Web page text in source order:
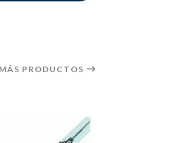
PRODUCTOS